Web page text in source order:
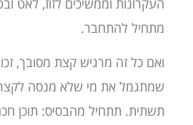
מתחיל להתחבר.
ואם כל זה מרגיש קצת מסובך,
שמתגמל את מי שלא מנסה
תשתית. תתחיל מהבסיס: תוכן